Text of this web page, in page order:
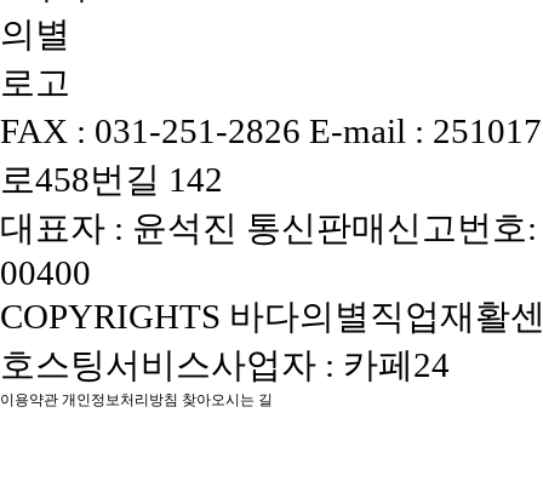
FAX : 031-251-2826 E-mail :
로458번길 142
대표자 : 윤석진 통신판매신고번호
00400
COPYRIGHTS 바다의별직업재활
호스팅서비스사업자 : 카페24
이용약관 개인정보처리방침 찾아오시는 길